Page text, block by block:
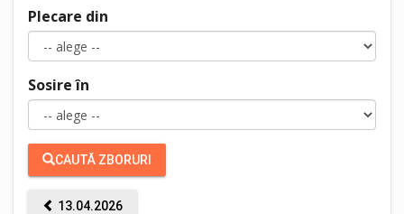
Plecare din
Sosire în
CAUTĂ ZBORURI
13.04.2026